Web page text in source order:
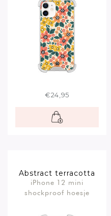
€24,95
Abstract terracotta
iPhone 12 mini
shockproof hoesje